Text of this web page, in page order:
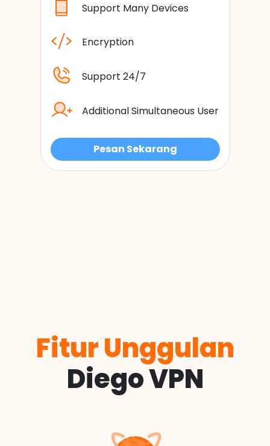
Support Many Devices
Encryption
Support 24/7
Additional Simultaneous User
Pesan Sekarang
Fitur Unggulan
Diego VPN